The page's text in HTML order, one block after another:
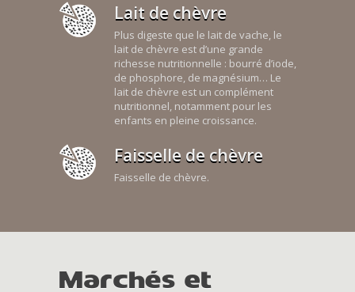
Lait de chèvre
Plus digeste que le lait de vache, le
lait de chèvre est d’une grande
richesse nutritionnelle : bourré d’iode,
de phosphore, de magnésium… Le
lait de chèvre est un complément
nutritionnel, notamment pour les
enfants en pleine croissance.
Faisselle de chèvre
Faisselle de chèvre.
Marchés et